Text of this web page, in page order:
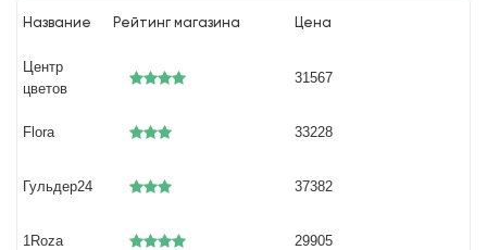
Название Рейтинг магазина Цена
Центр
цветов
31567
Flora 33228
Гульдер24 37382
1Roza 29905